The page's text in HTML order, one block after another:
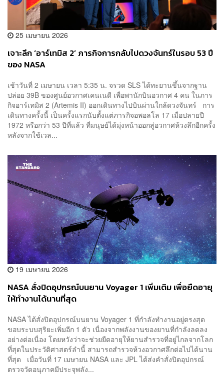
25 เมษายน 2026
เจาะลึก ‘อาร์เทมิส 2’ ภารกิจการกลับไปดวงจันทร์ในรอบ 53 ปี
ของ NASA
เช้าวันที่ 2 เมษายน เวลา 5:35 น. จรวด SLS ได้ทะยานขึ้นจากฐาน
ปล่อย 39B ของศูนย์อวกาศเคนเนดี เพื่อพานักบินอวกาศ 4 คน ในภาร
กิจอาร์เทมิส 2 (Artemis II) ออกเดินทางไปบินผ่านใกล้ดวงจันทร์ การ
เดินทางครั้งนี้ เป็นครั้งแรกนับตั้งแต่ภารกิจอพอลโล 17 เมื่อปลายปี
1972 หรือกว่า 53 ปีที่แล้ว ที่มนุษย์ได้มุ่งหน้าออกสู่อวกาศห้วงลึกอีกครั้ง
หลังจากใช้เวล...
19 เมษายน 2026
NASA สั่งปิดอุปกรณ์บนยาน Voyager 1 เพิ่มเติม เพื่อยืดอายุ
ให้ทำงานได้นานที่สุด
NASA ได้สั่งปิดอุปกรณ์บนยาน Voyager 1 ที่กำลังทำงานอยู่ตรงสุด
ขอบระบบสุริยะเพิ่มอีก 1 ตัว เนื่องจากพลังงานของยานที่กำลังลดลง
อย่างต่อเนื่อง โดยหวังว่าจะช่วยยืดอายุให้ยานสำรวจที่อยู่ไกลจากโลก
ที่สุดในประวัติศาสตร์ลำนี้ สามารถสำรวจห้วงอวกาศลึกต่อไปได้นาน
ที่สุด เมื่อวันที่ 17 เมษายน NASA และ JPL ได้ส่งคำสั่งปิดอุปกรณ์
ตรวจวัดอนุภาคมีประจุพลัง...